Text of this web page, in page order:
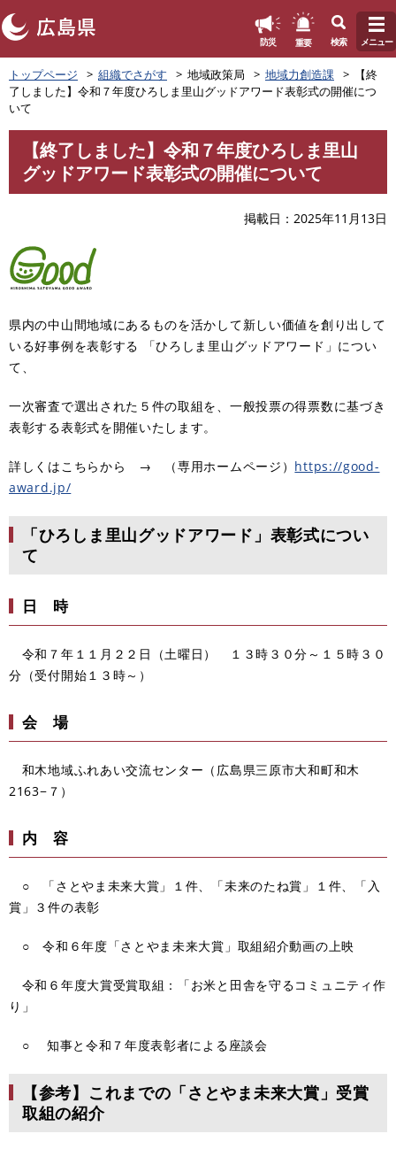
ペ
ー
の
す
防災 重要 検索 メニュー
トップページ 組織でさがす 地域政策局 地域力創造課
【終
了しました】令和７年度ひろしま里山グッドアワード表彰式の開催につ
いて
【終了しました】令和７年度ひろしま里山
グッドアワード表彰式の開催について
掲載日 2025年11月13日
県内の中山間地域にあるものを活かして新しい価値を創り出して
いる好事例を表彰する 「ひろしま里山グッドアワード」につい
て、
一次審査で選出された５件の取組を、一般投票の得票数に基づき
表彰する表彰式を開催いたします。
詳しくはこちらから → （専用ホームページ） https://good-
award.jp/
「ひろしま里山グッドアワード」表彰式につい
て
日 時
令和７年１１月２２日（土曜日） １３時３０分～１５時３０
分（受付開始１３時～）
会 場
和木地域ふれあい交流センター（広島県三原市大和町和木
2163−７）
内 容
○ 「さとやま未来大賞」１件、「未来のたね賞」１件、「入
賞」３件の表彰
○ 令和６年度「さとやま未来大賞」取組紹介動画の上映
令和６年度大賞受賞取組：「お米と田舎を守るコミュニティ作
り」
○ 知事と令和７年度表彰者による座談会
【参考】これまでの「さとやま未来大賞」受賞
取組の紹介